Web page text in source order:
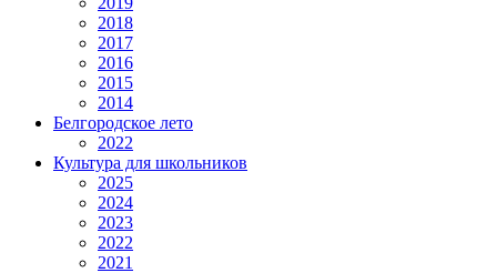
2018
2017
2016
2015
2014
Белгородское лето
2022
Культура для школьников
2025
2024
2023
2022
2021